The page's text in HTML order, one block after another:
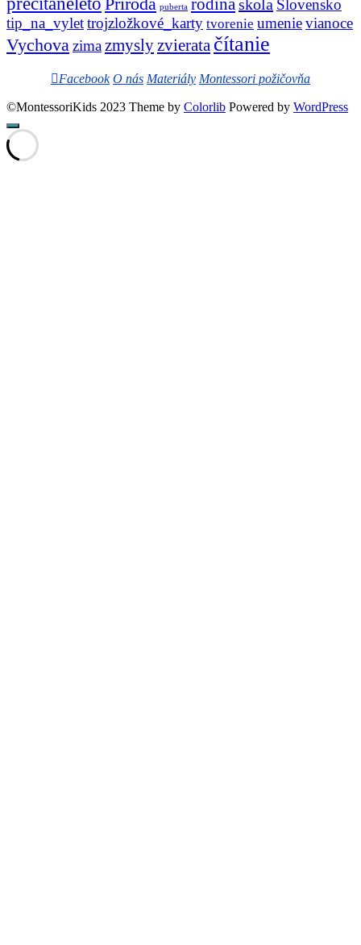
puberta skola Slovensko
tip_na_vylettrojzložkové_karty tvorenie umenievianoce
Vychova zima zmysly zvierata čítanie
Facebook O nás Materiály Montessori požičovňa
©MontessoriKids 2023 Theme by Colorlib Powered by WordPress